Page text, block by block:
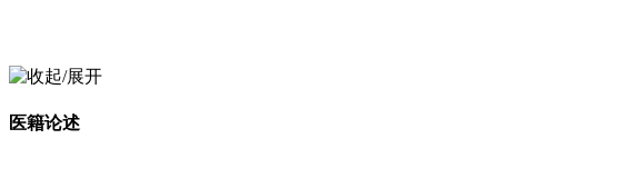
医籍论述